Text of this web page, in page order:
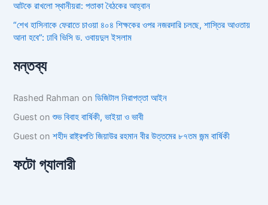
আটকে রাখলো স্থানীয়রা: পতাকা বৈঠকের আহ্বান
“শেখ হাসিনাকে ফেরাতে চাওয়া ৪০৪ শিক্ষকের ওপর নজরদারি চলছে, শাস্তির আওতায়
আনা হবে”: ঢাবি ভিসি ড. ওবায়দুল ইসলাম
মন্তব্য
Rashed Rahman onডিজিটাল নিরাপত্তা আইন
Guest onশুভ বিবাহ বার্ষিকী, ভাইয়া ও ভাবী
Guest onশহীদ রাষ্ট্রপতি জিয়াউর রহমান বীর উত্তমের ৮৭তম জন্ম বার্ষিকী
ফটো গ্যালারী